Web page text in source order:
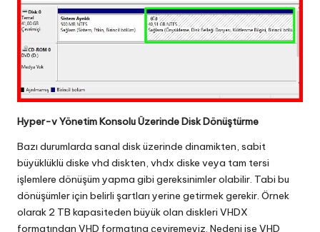
Hyper-v Yönetim Konsolu Üzerinde Disk Dönüştürme
Bazı durumlarda sanal disk üzerinde dinamikten, sabit
büyüklüklü diske vhd diskten, vhdx diske veya tam tersi
işlemlere dönüşüm yapma gibi gereksinimler olabilir. Tabi bu
dönüşümler için belirli şartları yerine getirmek gerekir. Örnek
olarak 2 TB kapasiteden büyük olan diskleri VHDX
formatından VHD formatına çeviremeyiz. Nedeni ise VHD